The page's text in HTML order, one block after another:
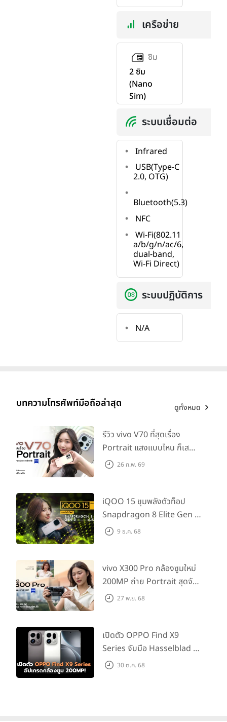
เครือข่าย
ซิม
2 ซิม
(Nano
Sim)
ระบบเชื่อมต่อ
Infrared
USB(Type-C
2.0, OTG)
Bluetooth(5.3)
NFC
Wi-Fi(802.11
a/b/g/n/ac/6,
dual-band,
Wi-Fi Direct)
ระบบปฏิบัติการ
N/A
บทความโทรศัพท์มือถือล่าสุด ดูทั้งหมด
รีวิว vivo V70 ที่สุดเรื่อง
Portrait แสงแบบไหน ก็เส
กช็อตให้สวยได้!
26 ก.พ. 69
iQOO 15 ขุมพลังตัวท็อป
Snapdragon 8 Elite Gen 5
เล่นลื่นทุกเกม!
9 ธ.ค. 68
vivo X300 Pro กล้องซูมใหม่
200MP ถ่าย Portrait สุดจัด
ต่อเลนส์เสริมได้!
27 พ.ย. 68
เปิดตัว OPPO Find X9
Series จับมือ Hasselblad อัป
เกรดกล้องซูม 200MP!
30 ต.ค. 68